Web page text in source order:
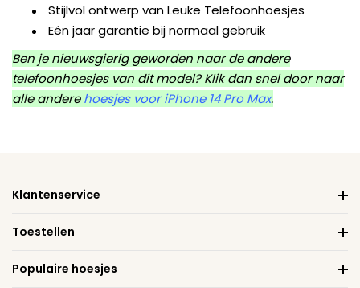
Stijlvol ontwerp van Leuke Telefoonhoesjes
Eén jaar garantie bij normaal gebruik
Ben je nieuwsgierig geworden naar de andere
telefoonhoesjes van dit model? Klik dan snel door naar
alle anderehoesjes voor iPhone 14 Pro Max.
Klantenservice
Toestellen
Populaire hoesjes